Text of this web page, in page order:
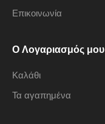
Επικοινωνία
Ο Λογαριασμός μου
Καλάθι
Τα αγαπημένα